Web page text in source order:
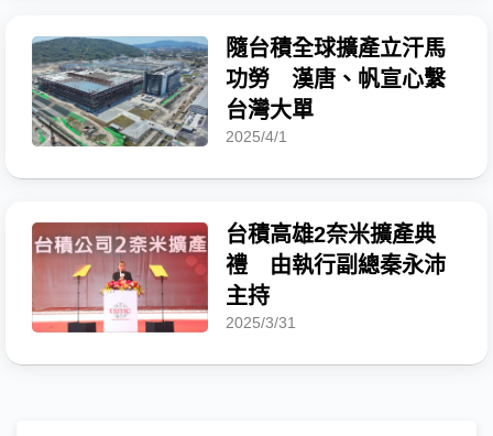
隨台積全球擴產立汗馬
功勞 漢唐、帆宣心繫
台灣大單
2025/4/1
台積高雄2奈米擴產典
禮 由執行副總秦永沛
主持
2025/3/31